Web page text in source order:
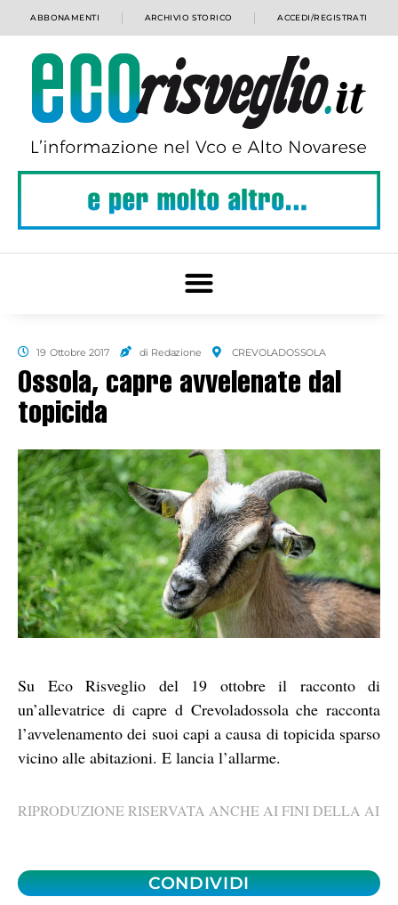
ABBONAMENTI ARCHIVIO STORICO ACCEDI/REGISTRATI
19 Ottobre 2017 di Redazione CREVOLADOSSOLA
Ossola, capre avvelenate dal
topicida
Su Eco Risveglio del 19 ottobre il racconto di
un’allevatrice di capre d Crevoladossola che racconta
l’avvelenamento dei suoi capi a causa di topicida sparso
vicino alle abitazioni. E lancia l’allarme.
RIPRODUZIONE RISERVATA ANCHE AI FINI DELLA AI
CONDIVIDI